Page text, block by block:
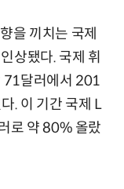
을 끼치는 국제
상됐다. 국제 휘
71달러에서 201
. 이 기간 국제 L
로 약 80% 올랐